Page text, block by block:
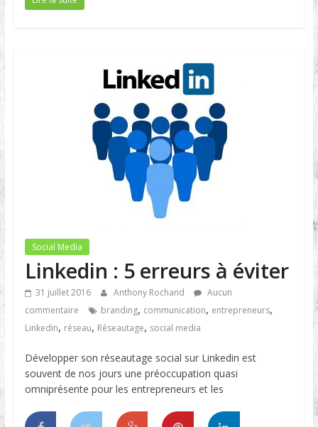
Social Media
Linkedin : 5 erreurs à éviter
31 juillet 2016 Anthony Rochand
Aucun
commentaire
branding, communication, entrepreneurs,
Linkedin, réseau, Réseautage, social media
Développer son réseautage social sur Linkedin est
souvent de nos jours une préoccupation quasi
omniprésente pour les entrepreneurs et les